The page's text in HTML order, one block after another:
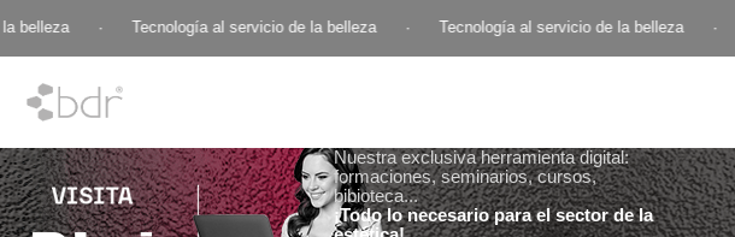
Tecnología al servicio de la belleza Tecnología al servicio de la belleza
Nuestra exclusiva herramienta digital:
formaciones, seminarios, cursos,
bibioteca...
¡Todo lo necesario para el sector de la